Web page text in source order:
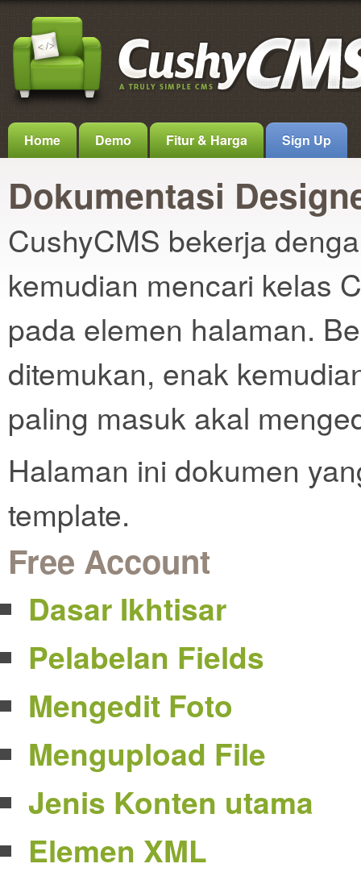
Home Demo Fitur & Harga Sign Up
Dokumentasi
CushyCMS bekerja
kemudian mencari kelas
pada elemen halaman.
ditemukan, enak
paling masuk akal
Halaman ini dokumen
template.
Free Account
Dasar Ikhtisar
Pelabelan Fields
Mengedit Foto
Mengupload File
Jenis Konten utama
Elemen XML